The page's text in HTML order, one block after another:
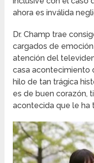
ahora es inválida
Dr. Champ trae
cargados de
atención del
casa acontecimiento
hilo de tan trágica
es de buen corazón,
acontecida que le ha